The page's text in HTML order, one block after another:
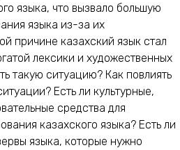
языка, что вызвало большую
языка из-за их
причине казахский язык стал
лексики и художественных
такую ситуацию? Как повлиять
Есть ли культурные,
средства для
казахского языка? Есть ли
языка, которые нужно